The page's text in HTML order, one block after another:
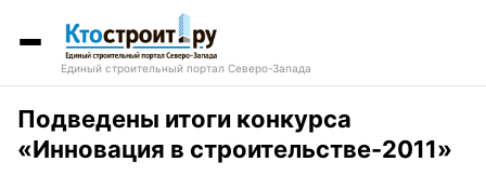
Единый строительный портал Северо-Запада
Подведены итоги конкурса
«Инновация в строительстве-2011»